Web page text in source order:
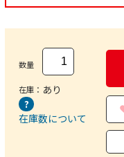
数量
在庫： あり
在庫数について